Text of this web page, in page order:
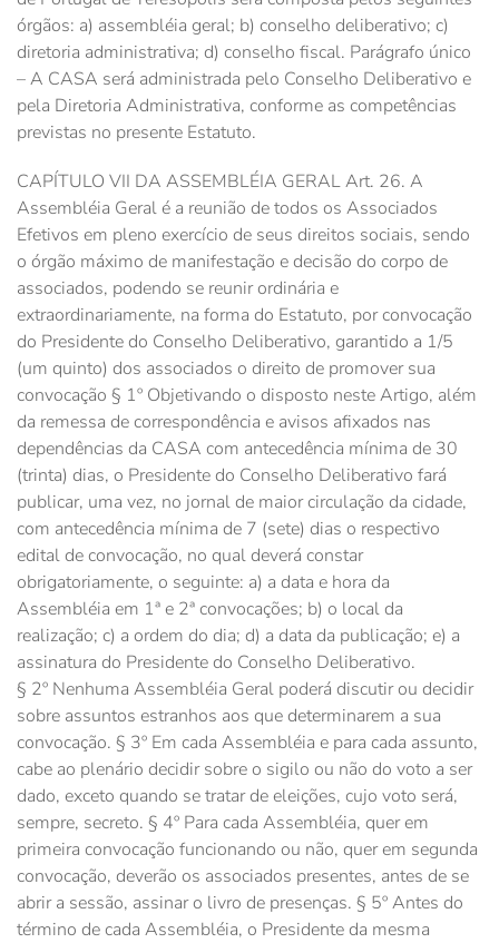
órgãos: a) assembléia geral; b) conselho deliberativo; c)
diretoria administrativa; d) conselho fiscal. Parágrafo único
– A CASA será administrada pelo Conselho Deliberativo e
pela Diretoria Administrativa, conforme as competências
previstas no presente Estatuto.
CAPÍTULO VII DA ASSEMBLÉIA GERAL Art. 26. A
Assembléia Geral é a reunião de todos os Associados
Efetivos em pleno exercício de seus direitos sociais, sendo
o órgão máximo de manifestação e decisão do corpo de
associados, podendo se reunir ordinária e
extraordinariamente, na forma do Estatuto, por convocação
do Presidente do Conselho Deliberativo, garantido a 1/5
(um quinto) dos associados o direito de promover sua
convocação § 1º Objetivando o disposto neste Artigo, além
da remessa de correspondência e avisos afixados nas
dependências da CASA com antecedência mínima de 30
(trinta) dias, o Presidente do Conselho Deliberativo fará
publicar, uma vez, no jornal de maior circulação da cidade,
com antecedência mínima de 7 (sete) dias o respectivo
edital de convocação, no qual deverá constar
obrigatoriamente, o seguinte: a) a data e hora da
Assembléia em 1ª e 2ª convocações; b) o local da
realização; c) a ordem do dia; d) a data da publicação; e) a
assinatura do Presidente do Conselho Deliberativo.
§ 2º Nenhuma Assembléia Geral poderá discutir ou decidir
sobre assuntos estranhos aos que determinarem a sua
convocação. § 3º Em cada Assembléia e para cada assunto,
cabe ao plenário decidir sobre o sigilo ou não do voto a ser
dado, exceto quando se tratar de eleições, cujo voto será,
sempre, secreto. § 4º Para cada Assembléia, quer em
primeira convocação funcionando ou não, quer em segunda
convocação, deverão os associados presentes, antes de se
abrir a sessão, assinar o livro de presenças. § 5º Antes do
término de cada Assembléia, o Presidente da mesma